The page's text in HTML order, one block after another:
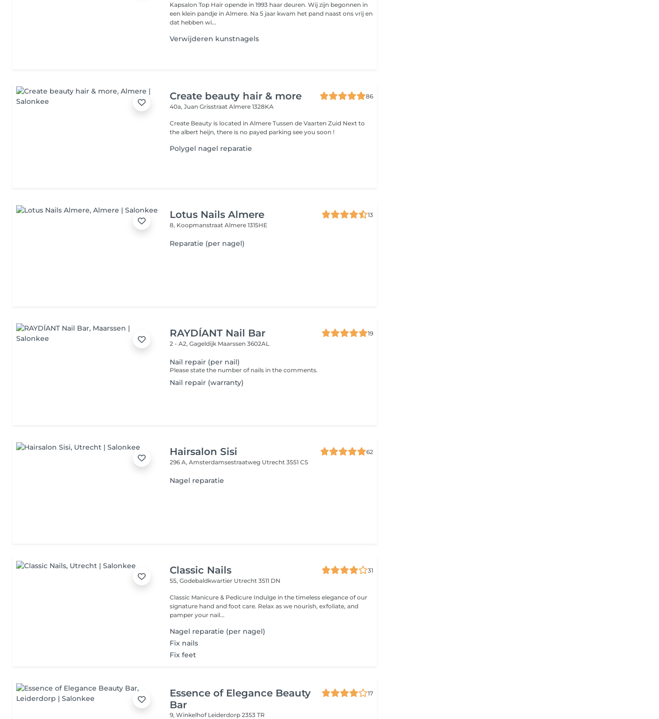
Kapsalon Top Hair opende in 1993 haar deuren. Wij zijn begonnen in
een klein pandje in Almere. Na 5 jaar kwam het pand naast ons vrij en
dat hebben wi...
Verwijderen kunstnagels
Create beauty hair & more
86
40a, Juan GrisstraatAlmere 1328KA
Create Beauty is located in Almere Tussen de Vaarten Zuid Next to
the albert heijn, there is no payed parking see you soon !
Polygel nagel reparatie
Lotus Nails Almere
13
8, KoopmanstraatAlmere 1315HE
Reparatie (per nagel)
RAYDÍANT Nail Bar
19
2 - A2, Gageldijk Maarssen 3602AL
Nail repair (per nail)
Please state the number of nails in the comments.
Nail repair (warranty)
Hairsalon Sisi
62
296 A, Amsterdamsestraatweg Utrecht 3551 CS
Nagel reparatie
Classic Nails
31
55, Godebaldkwartier Utrecht 3511 DN
Classic Manicure & Pedicure Indulge in the timeless elegance of our
signature hand and foot care. Relax as we nourish, exfoliate, and
pamper your nail...
Nagel reparatie (per nagel)
Fix nails
Fix feet
Essence of Elegance Beauty
Bar
17
9, Winkelhof Leiderdorp 2353 TR